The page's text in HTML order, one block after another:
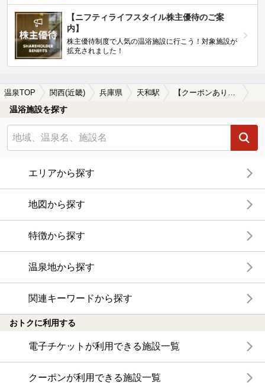
【ニフティライフスタイル株主優待のご案
内】
株主優待制度で人気の温浴施設に行こう！対象施設が
拡充されました！
温泉TOP 関西(近畿) 兵庫県 天和駅
温浴施設を探す
エリアから探す
地図から探す
特徴から探す
温泉地から探す
関連キーワードから探す
おトクに利用する
電子チケットが利用できる施設一覧
クーポンが利用できる施設一覧